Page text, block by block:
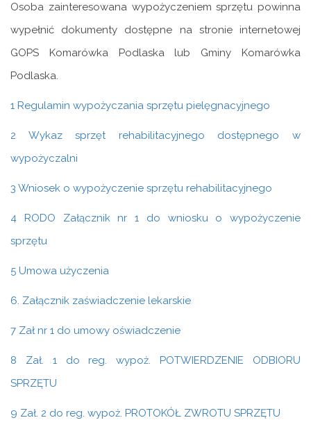
Osoba zainteresowana wypożyczeniem sprzętu powinna
wypełnić dokumenty dostępne na stronie internetowej
GOPS Komarówka Podlaska lub Gminy Komarówka
Podlaska.
1 Regulamin wypożyczania sprzętu pielęgnacyjnego
2 Wykaz sprzęt rehabilitacyjnego dostępnego w
wypożyczalni
3 Wniosek o wypożyczenie sprzętu rehabilitacyjnego
4 RODO Załącznik nr 1 do wniosku o wypożyczenie
sprzętu
5 Umowa użyczenia
6. Załącznik zaświadczenie lekarskie
7 Zał nr 1 do umowy oświadczenie
8 Zał. 1 do reg. wypoż. POTWIERDZENIE ODBIORU
SPRZĘTU
9 Zał. 2 do reg. wypoż. PROTOKÓŁ ZWROTU SPRZĘTU